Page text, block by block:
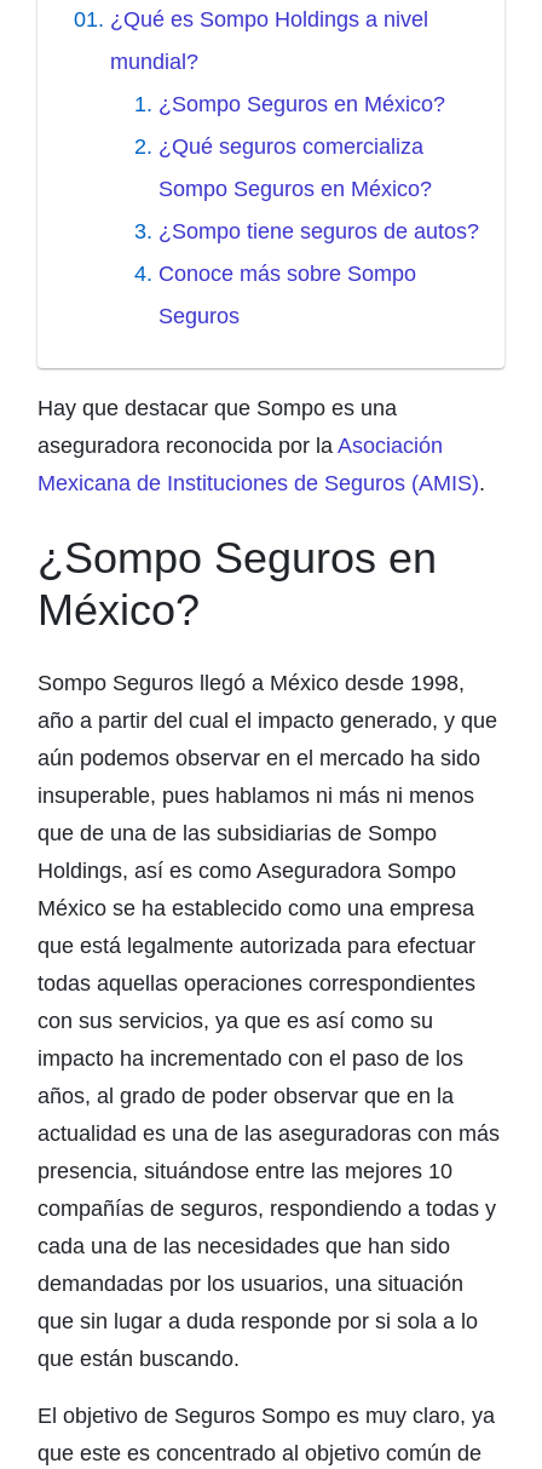
¿Qué es Sompo Holdings a nivel
mundial?
¿Sompo Seguros en México?
¿Qué seguros comercializa
Sompo Seguros en México?
¿Sompo tiene seguros de autos?
Conoce más sobre Sompo
Seguros
Hay que destacar que Sompo es una
aseguradora reconocida por la Asociación
Mexicana de Instituciones de Seguros (AMIS).
¿Sompo Seguros en
México?
Sompo Seguros llegó a México desde 1998,
año a partir del cual el impacto generado, y que
aún podemos observar en el mercado ha sido
insuperable, pues hablamos ni más ni menos
que de una de las subsidiarias de Sompo
Holdings, así es como Aseguradora Sompo
México se ha establecido como una empresa
que está legalmente autorizada para efectuar
todas aquellas operaciones correspondientes
con sus servicios, ya que es así como su
impacto ha incrementado con el paso de los
años, al grado de poder observar que en la
actualidad es una de las aseguradoras con más
presencia, situándose entre las mejores 10
compañías de seguros, respondiendo a todas y
cada una de las necesidades que han sido
demandadas por los usuarios, una situación
que sin lugar a duda responde por si sola a lo
que están buscando.
El objetivo de Seguros Sompo es muy claro, ya
que este es concentrado al objetivo común de